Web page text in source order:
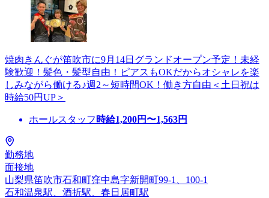
焼肉きんぐが笛吹市に9月14日グランドオープン予定！未経
験歓迎！髪色・髪型自由！ピアスもOKだからオシャレを楽
しみながら働ける♪週2～短時間OK！働き方自由＜土日祝は
時給50円UP＞
ホールスタッフ 時給1,200円〜1,563円
勤務地
面接地
山梨県笛吹市石和町窪中島字新開町99-1、100-1
石和温泉駅、酒折駅、春日居町駅